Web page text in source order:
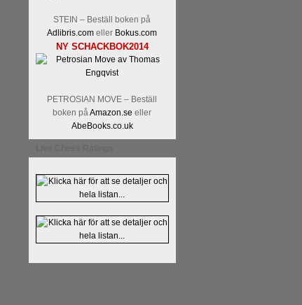
STEIN – Beställ boken på
Adlibris.com eller Bokus.com
NY SCHACKBOK2014
PETROSIAN MOVE – Beställ
boken på Amazon.se eller
AbeBooks.co.uk